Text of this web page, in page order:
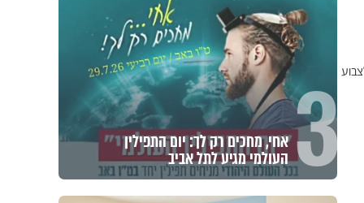
3 אחי, מחכים רק לך: יום התפילין
העולמי מגיע לתל אביב